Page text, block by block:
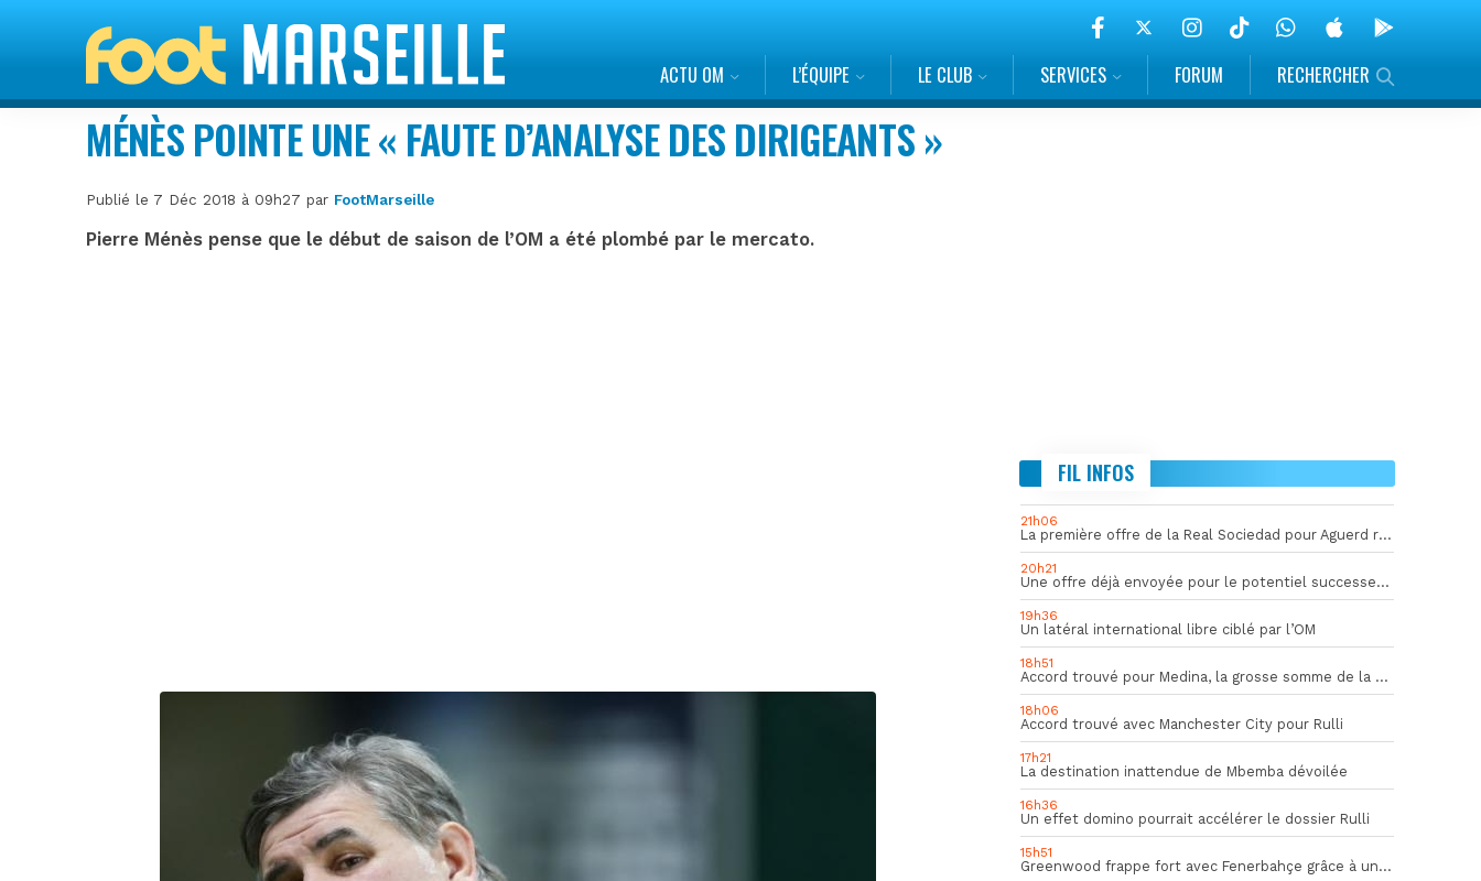
ACTU OM L’ÉQUIPE LE CLUB SERVICES FORUM RECHERCHER
MÉNÈS POINTE UNE « FAUTE D’ANALYSE DES DIRIGEANTS »
Publié le 7 Déc 2018 à 09h27 par FootMarseille
Pierre Ménès pense que le début de saison de l’OM a été plombé par le mercato.
FIL INFOS
21h06
La première offre de la Real Sociedad pour Aguerd refusée par l’OM
20h21
Une offre déjà envoyée pour le potentiel successeur de Rulli
19h36
Un latéral international libre ciblé par l’OM
18h51
Accord trouvé pour Medina, la grosse somme de la vente dévoilée
18h06
Accord trouvé avec Manchester City pour Rulli
17h21
La destination inattendue de Mbemba dévoilée
16h36
Un effet domino pourrait accélérer le dossier Rulli
15h51
Greenwood frappe fort avec Fenerbahçe grâce à un but spectaculaire